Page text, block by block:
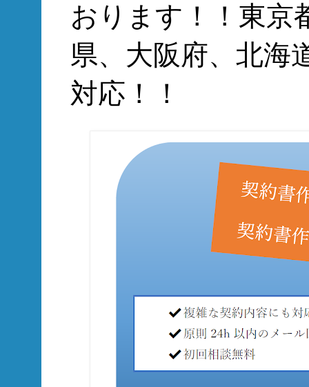
おります！！東京
県、大阪府、北海
対応！！